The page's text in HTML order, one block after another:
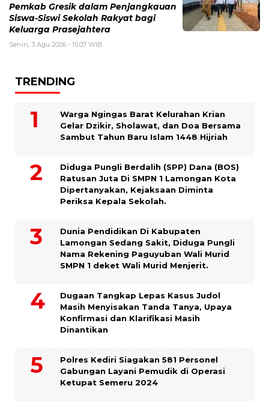
Pemkab Gresik dalam Penjangkauan
Siswa-Siswi Sekolah Rakyat bagi
Keluarga Prasejahtera
Senin, 3 Agu 2026 - 15:07 WIB
TRENDING
Warga Ngingas Barat Kelurahan Krian
Gelar Dzikir, Sholawat, dan Doa Bersama
Sambut Tahun Baru Islam 1448 Hijriah
Diduga Pungli Berdalih (SPP) Dana (BOS)
Ratusan Juta Di SMPN 1 Lamongan Kota
Dipertanyakan, Kejaksaan Diminta
Periksa Kepala Sekolah.
Dunia Pendidikan Di Kabupaten
Lamongan Sedang Sakit, Diduga Pungli
Nama Rekening Paguyuban Wali Murid
SMPN 1 deket Wali Murid Menjerit.
Dugaan Tangkap Lepas Kasus Judol
Masih Menyisakan Tanda Tanya, Upaya
Konfirmasi dan Klarifikasi Masih
Dinantikan
Polres Kediri Siagakan 581 Personel
Gabungan Layani Pemudik di Operasi
Ketupat Semeru 2024